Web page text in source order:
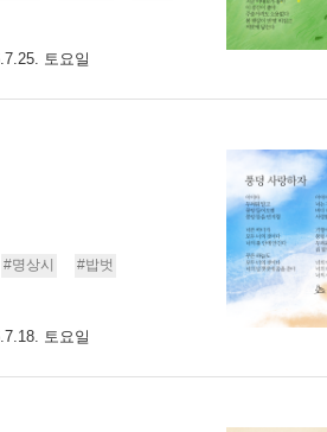
토요일
#명상시
#밥벗
토요일